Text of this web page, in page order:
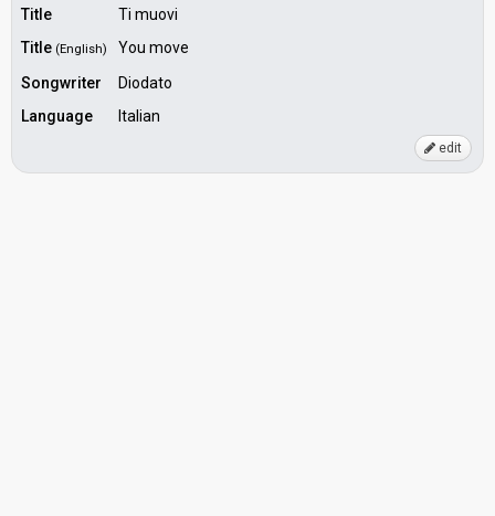
Title
Ti muovi
Title (English)
You move
Songwriter
Diodato
Language
Italian
edit